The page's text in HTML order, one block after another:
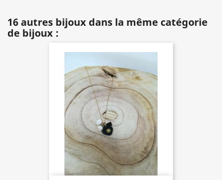
16 autres bijoux dans la même catégorie
de bijoux :